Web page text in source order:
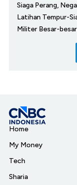
Siaga Perang,
Latihan Tempur-
Militer Besar-
Home
My Money
Tech
Sharia